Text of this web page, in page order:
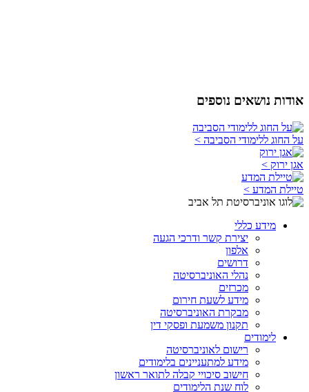
אודות נושאים נוספים
על החוג ללימודי הסביבה >
אגן ירוק >
טיילת המדע >
מידע כללי
יצירת קשר ודרכי הגעה
אלפון
דרושים
נהלי האוניברסיטה
מכרזים
מידע לשעת חירום
מבקרת האוניברסיטה
תקנון משמעת ופסקי דין
לימודים
רישום לאוניברסיטה
מידע למתעניינים בלימודים
חישוב סיכויי קבלה לתואר ראשון
לוח שנת הלימודים